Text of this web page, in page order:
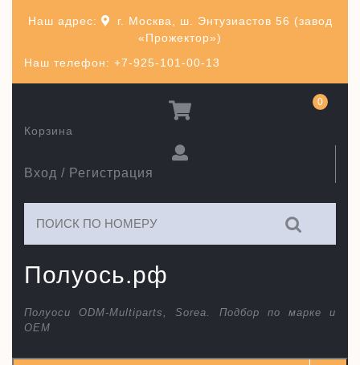
Наш телефон: +7-925-101-00-13
Наш адрес:
г. Москва, ш. Энтузиастов 56 (завод
«Прожектор»)
Полуось.рф
Полуоси ODM-Multiparts, Sorea. Подбор по марке и
ОЕМ
Вход / Регистрация
Корзина
0